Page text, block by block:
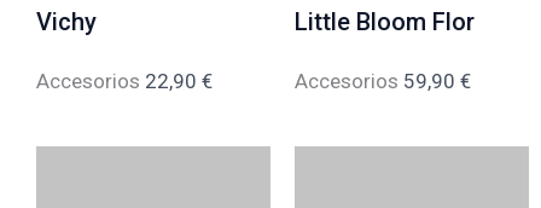
Vichy
Accesorios 22,90 €
Little Bloom Flor
Accesorios 59,90 €